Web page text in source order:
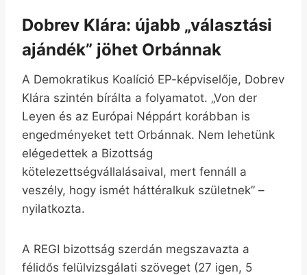
Dobrev Klára: újabb „választási
ajándék” jöhet Orbánnak
A Demokratikus Koalíció EP-képviselője, Dobrev
Klára szintén bírálta a folyamatot. „Von der
Leyen és az Európai Néppárt korábban is
engedményeket tett Orbánnak. Nem lehetünk
elégedettek a Bizottság
kötelezettségvállalásaival, mert fennáll a
veszély, hogy ismét háttéralkuk születnek” –
nyilatkozta.
A REGI bizottság szerdán megszavazta a
félidős felülvizsgálati szöveget (27 igen, 5